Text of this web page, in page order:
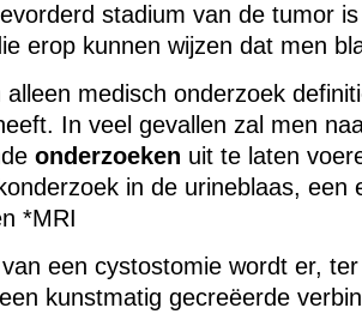
stadium van de tumor
erop kunnen wijzen dat men
alleen medisch onderzoek
In veel gevallen zal men
onderzoeken uit te laten
in de urineblaas, een
*MRI
een cystostomie wordt er,
kunstmatig gecreëerde